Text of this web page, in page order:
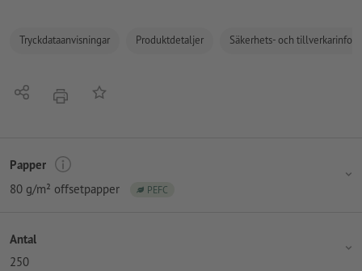
Tryckdataanvisningar Produktdetaljer Säkerhets- och
Dela erbjudandePå anteckningslistan
Papper
80 g/m² offsetpapper
PEFC
Antal
250